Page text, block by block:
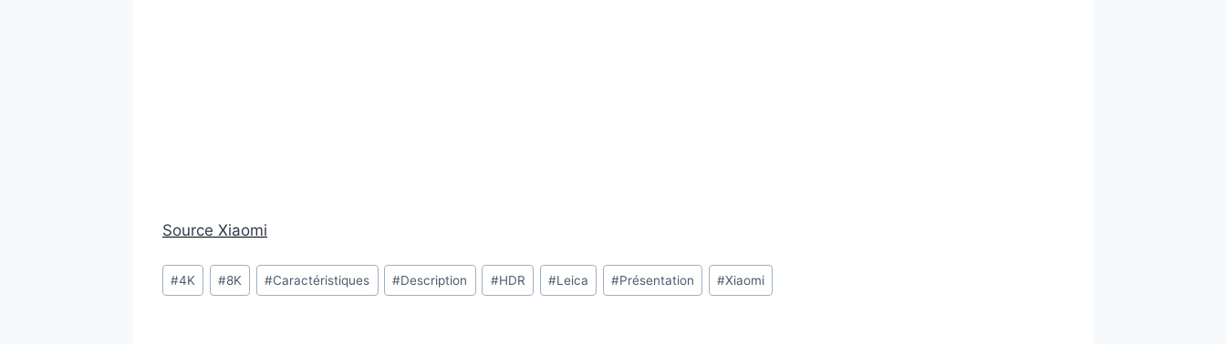
Source Xiaomi
Étiquettes
de
#4K #8K #Caractéristiques #Description #HDR #Leica #Présentation #Xiaomi